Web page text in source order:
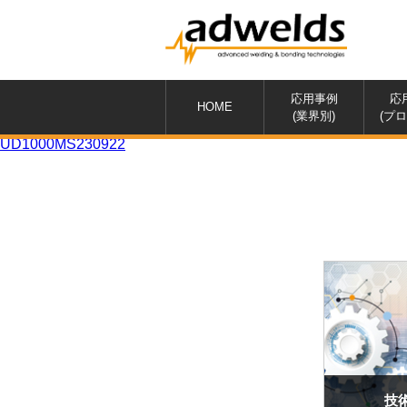
HOME
応用事例
(業界別)
応
(プ
UD1000MS230922
技